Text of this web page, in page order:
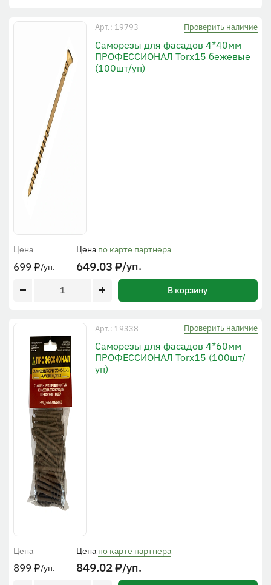
Арт.: 19793 Проверить наличие
Cаморезы для фасадов 4*40мм
ПРОФЕССИОНАЛ Torx15 бежевые
(100шт/уп)
Цена
699 ₽/уп.
Цена по карте партнера
649.03 ₽/уп.
В корзину
Арт.: 19338 Проверить наличие
Cаморезы для фасадов 4*60мм
ПРОФЕССИОНАЛ Torx15 (100шт/
уп)
Цена
899 ₽/уп.
Цена по карте партнера
849.02₽/уп.